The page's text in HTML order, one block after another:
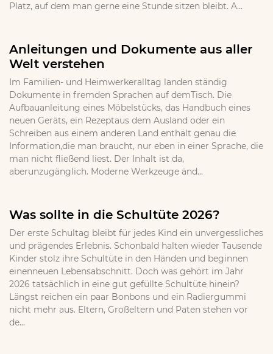
Platz, auf dem man gerne eine Stunde sitzen bleibt. A...
Anleitungen und Dokumente aus aller
Welt verstehen
Im Familien- und Heimwerkeralltag landen ständig
Dokumente in fremden Sprachen auf demTisch. Die
Aufbauanleitung eines Möbelstücks, das Handbuch eines
neuen Geräts, ein Rezeptaus dem Ausland oder ein
Schreiben aus einem anderen Land enthält genau die
Information,die man braucht, nur eben in einer Sprache, die
man nicht fließend liest. Der Inhalt ist da,
aberunzugänglich. Moderne Werkzeuge änd...
Was sollte in die Schultüte 2026?
Der erste Schultag bleibt für jedes Kind ein unvergessliches
und prägendes Erlebnis. Schonbald halten wieder Tausende
Kinder stolz ihre Schultüte in den Händen und beginnen
einenneuen Lebensabschnitt. Doch was gehört im Jahr
2026 tatsächlich in eine gut gefüllte Schultüte hinein?
Längst reichen ein paar Bonbons und ein Radiergummi
nicht mehr aus. Eltern, Großeltern und Paten stehen vor
de...